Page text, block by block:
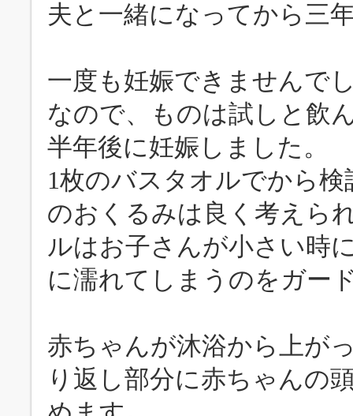
夫と一緒になってから三
一度も妊娠できませんで
なので、ものは試しと飲
半年後に妊娠しました。
1枚のバスタオルでから
のおくるみは良く考えら
ルはお子さんが小さい時
に濡れてしまうのをガー
赤ちゃんが沐浴から上が
り返し部分に赤ちゃんの